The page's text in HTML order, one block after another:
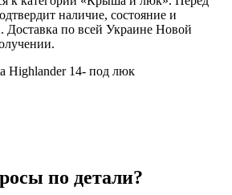
наличие, состояние и
Доставка по всей Украине Новой
Highlander 14- под люк
по детали?